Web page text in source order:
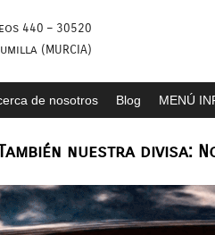
440 – 30520
(MURCIA)
de nosotros Blog MENÚ
nuestra divisa: